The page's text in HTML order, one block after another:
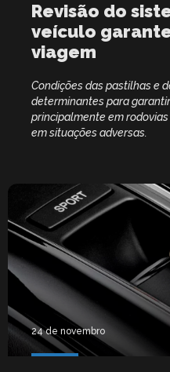
Revisão do
veículo
viagem
Condições das pastilhas e
determinantes para
principalmente em
em situações adversas.
24 de novembro